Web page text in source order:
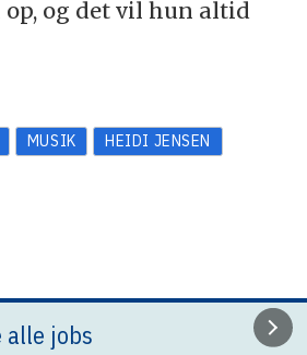
og det vil hun altid
MUSIK
HEIDI JENSEN
alle jobs